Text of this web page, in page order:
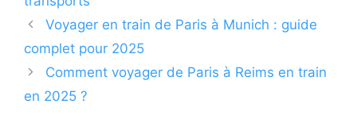
Voyager en train de Paris à Munich : guide
complet pour 2025
Comment voyager de Paris à Reims en train
en 2025 ?